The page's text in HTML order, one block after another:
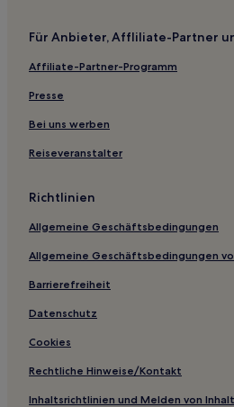
Region Brüssel-Hauptstadt:
Hotels nahe Gemeindemuseum
Lambert
Hotels nahe Station Jardin
Hotels nahe Station Hankar
Hotels nahe Kindermuseum
Quartier du Sablon - Zavelwijk:
Hotels nahe Station Montgomery
Hotels nahe Station De Brouckère
Hotels nahe
Quartier du Centre – Centrumwijk:
Hotels nahe
Für Anbieter, Affliliate-Partner
Affiliate-Partner-Programm
Presse
Bei uns werben
Reiseveranstalter
Richtlinien
Allgemeine Geschäftsbedingungen
Allgemeine Geschäftsbedingungen
Barrierefreiheit
Datenschutz
Cookies
Rechtliche Hinweise/Kontakt
Inhaltsrichtlinien und Melden von